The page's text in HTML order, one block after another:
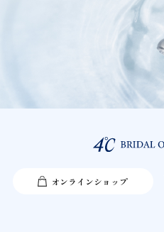
オンラインショップ